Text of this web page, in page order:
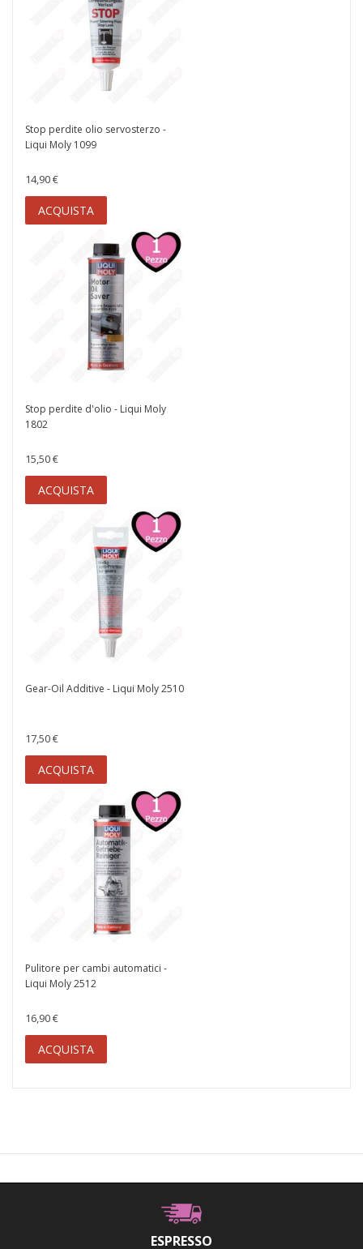
Stop perdite olio servosterzo -
Liqui Moly 1099
14,90 €
ACQUISTA
Stop perdite d'olio - Liqui Moly
1802
15,50 €
ACQUISTA
Gear-Oil Additive - Liqui Moly 2510
17,50 €
ACQUISTA
Pulitore per cambi automatici -
Liqui Moly 2512
16,90 €
ACQUISTA
ESPRESSO